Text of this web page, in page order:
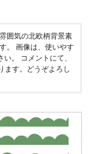
囲気の北欧柄背景素
。 画像は、使いやす
。 コメントにて、
ます。どうぞよろし